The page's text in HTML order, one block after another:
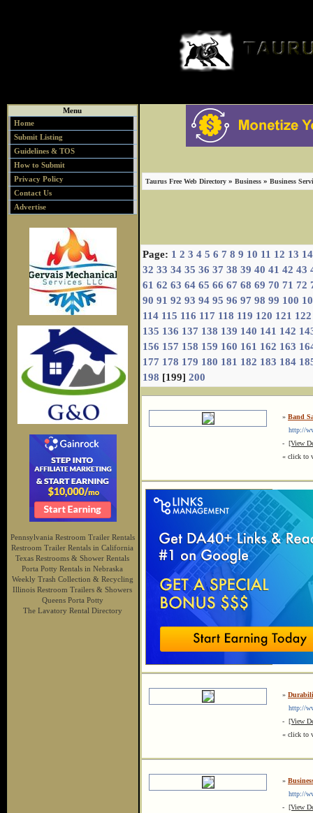
Menu
Home
Submit Listing
Guidelines & TOS
How to Submit
Privacy Policy
Contact Us
Advertise
Pennsylvania Restroom Trailer Rentals
Restroom Trailer Rentals in California
Texas Restrooms & Shower Rentals
Porta Potty Rentals in Nebraska
Weekly Trash Collection & Recycling
Illinois Restroom Trailers & Showers
Queens Porta Potty
The Lavatory Rental Directory
Taurus Free Web Directory » Business » Business
Page: 1 2 3 4 5 6 7 8 9 10 11 12 13 14
32 33 34 35 36 37 38 39 40 41 42 43
61 62 63 64 65 66 67 68 69 70 71 72
90 91 92 93 94 95 96 97 98 99 100
114 115 116 117 118 119 120 121 122
135 136 137 138 139 140 141 142
156 157 158 159 160 161 162 163
177 178 179 180 181 182 183 184
198 [199] 200
» Band
http://
- [View
« click to
»
http://
- [View
« click to
»
http://
- [View